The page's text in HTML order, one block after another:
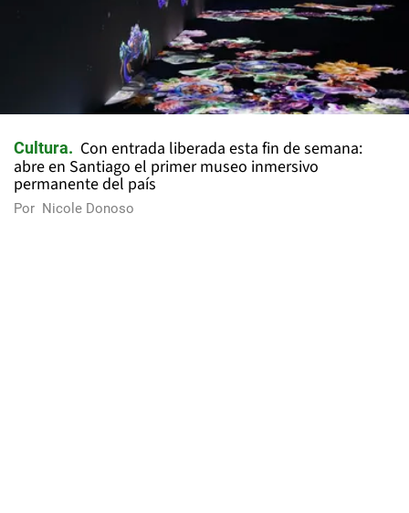
Cultura
Con entrada liberada esta fin de semana:
abre en Santiago el primer museo inmersivo
permanente del país
Por Nicole Donoso